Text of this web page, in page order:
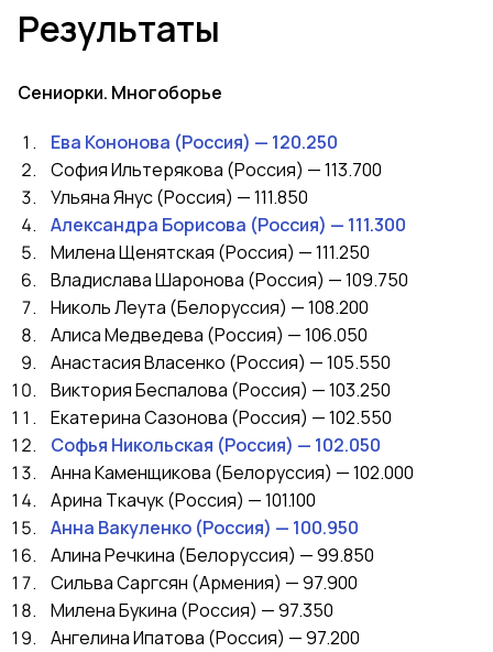
Результаты
Сениорки. Многоборье
Ева Кононова (Россия) — 120.250
София Ильтерякова (Россия) — 113.700
Ульяна Янус (Россия) — 111.850
Александра Борисова (Россия) — 111.300
Милена Щенятская (Россия) — 111.250
Владислава Шаронова (Россия) — 109.750
Николь Леута (Белоруссия) — 108.200
Алиса Медведева (Россия) — 106.050
Анастасия Власенко (Россия) — 105.550
Виктория Беспалова (Россия) — 103.250
Екатерина Сазонова (Россия) — 102.550
Софья Никольская (Россия) — 102.050
Анна Каменщикова (Белоруссия) — 102.000
Арина Ткачук (Россия) — 101.100
Анна Вакуленко (Россия) — 100.950
Алина Речкина (Белоруссия) — 99.850
Сильва Саргсян (Армения) — 97.900
Милена Букина (Россия) — 97.350
Ангелина Ипатова (Россия) — 97.200